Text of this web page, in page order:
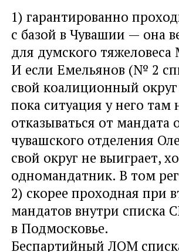
1) гарантированно
с базой в Чувашии — она
для думского
И если Емельянов (№ 2
свой коалиционный
пока ситуация у него
отказываться от
чувашского отделения
свой округ не выиграет,
одномандатник. В том
2) скорее проходная при
мандатов внутри списка
в Подмосковье.
Беспартийный ЛОМ